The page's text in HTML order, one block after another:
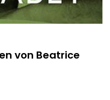
von Beatrice